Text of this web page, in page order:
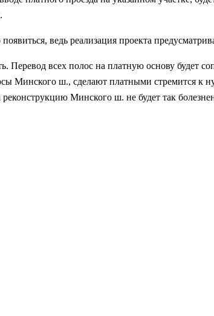
ведь реализация проекта
всех полос на платную основу будет
Минского ш., сделают платными стремится к
Минского ш. не будет так